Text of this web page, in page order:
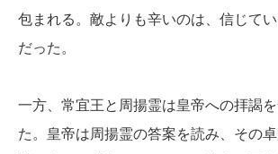
包まれる。敵よりも辛いのは、信じて
だった。
一方、常宜王と周揚霊は皇帝への拝謁
た。皇帝は周揚霊の答案を読み、その